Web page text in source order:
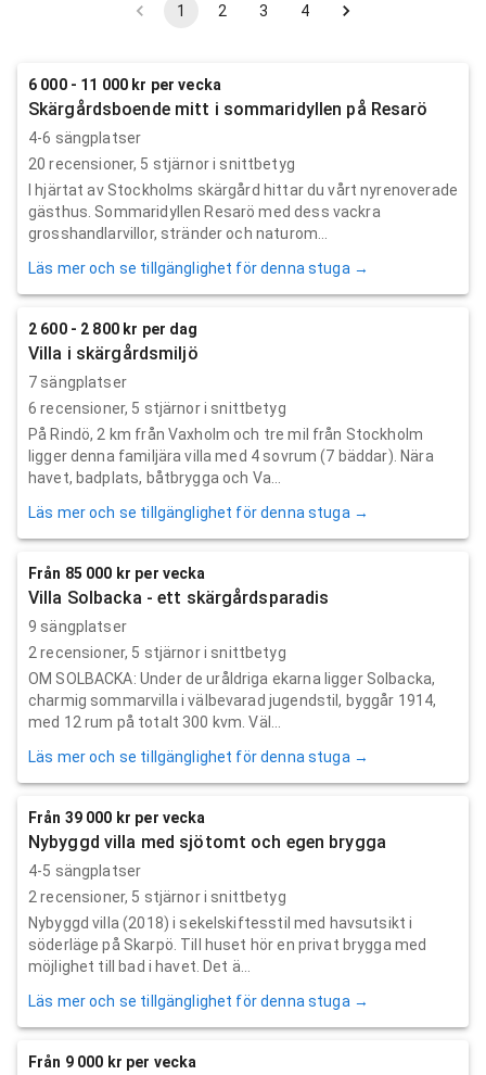
1 2 3 4
6 000 - 11 000 kr per vecka
Skärgårdsboende mitt i sommaridyllen på Resarö
4-6 sängplatser
20 recensioner, 5 stjärnor i snittbetyg
I hjärtat av Stockholms skärgård hittar du vårt nyrenoverade
gästhus. Sommaridyllen Resarö med dess vackra
grosshandlarvillor, stränder och naturom...
Läs mer och se tillgänglighet för denna stuga →
2 600 - 2 800 kr per dag
Villa i skärgårdsmiljö
7 sängplatser
6 recensioner, 5 stjärnor i snittbetyg
På Rindö, 2 km från Vaxholm och tre mil från Stockholm
ligger denna familjära villa med 4 sovrum (7 bäddar). Nära
havet, badplats, båtbrygga och Va...
Läs mer och se tillgänglighet för denna stuga →
Från 85 000 kr per vecka
Villa Solbacka - ett skärgårdsparadis
9 sängplatser
2 recensioner, 5 stjärnor i snittbetyg
OM SOLBACKA: Under de uråldriga ekarna ligger Solbacka,
charmig sommarvilla i välbevarad jugendstil, byggår 1914,
med 12 rum på totalt 300 kvm. Väl...
Läs mer och se tillgänglighet för denna stuga →
Från 39 000 kr per vecka
Nybyggd villa med sjötomt och egen brygga
4-5 sängplatser
2 recensioner, 5 stjärnor i snittbetyg
Nybyggd villa (2018) i sekelskiftesstil med havsutsikt i
söderläge på Skarpö. Till huset hör en privat brygga med
möjlighet till bad i havet. Det ä...
Läs mer och se tillgänglighet för denna stuga →
Från 9 000 kr per vecka